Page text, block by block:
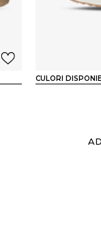
CULORI